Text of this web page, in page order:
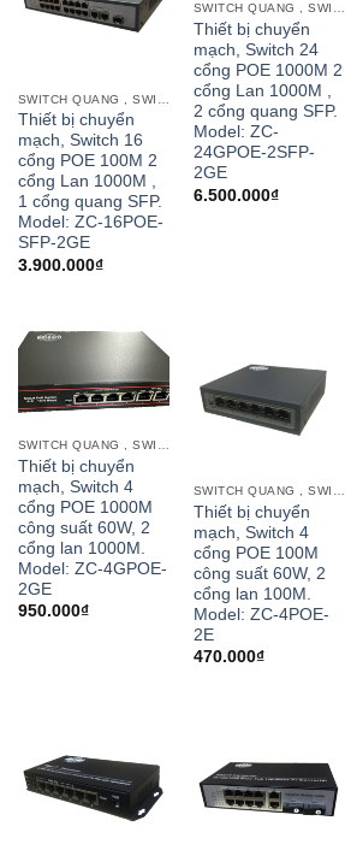
Thiết bị chuyển
mạch, Switch 16
cổng POE 100M 2
cổng Lan 1000M ,
1 cổng quang SFP.
Model: ZC-16POE-
SFP-2GE
3.900.000₫
SWITCH QUANG , SWITCH POE CỔNG QUANG
Thiết bị chuyển
mạch, Switch 24
cổng POE 1000M 2
cổng Lan 1000M ,
2 cổng quang SFP.
Model: ZC-
24GPOE-2SFP-
2GE
6.500.000₫
Thiết bị chuyển
mạch, Switch 4
cổng POE 1000M
công suất 60W, 2
cổng lan 1000M.
Model: ZC-4GPOE-
2GE
950.000₫
SWITCH QUANG , SWITCH POE CỔNG QUANG
Thiết bị chuyển
mạch, Switch 4
cổng POE 100M
công suất 60W, 2
cổng lan 100M.
Model: ZC-4POE-
2E
470.000₫